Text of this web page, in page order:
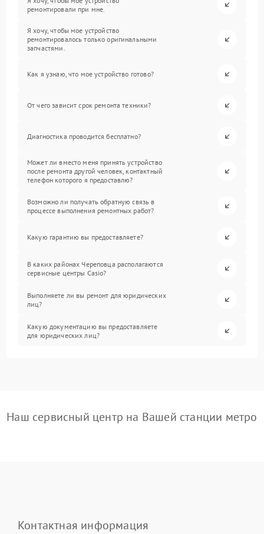
ремонтировали при мне.
Я хочу, чтобы мое устройство
ремонтировалось только оригинальными
запчастями.
Как я узнаю, что мое устройство готово?
От чего зависит срок ремонта техники?
Диагностика проводится бесплатно?
Может ли вместо меня принять устройство
после ремонта другой человек, контактный
телефон которого я предоставлю?
Возможно ли получать обратную связь в
процессе выполнения ремонтных работ?
Какую гарантию вы предоставляете?
В каких районах Череповца располагаются
сервисные центры Casio?
Выполняете ли вы ремонт для юридических
лиц?
Какую документацию вы предоставляете
для юридических лиц?
Наш сервисный центр на Вашей станции метро
Контактная информация